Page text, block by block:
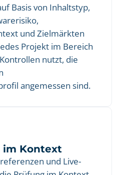
Basis von Inhaltstyp,
und Zielmärkten
Projekt im Bereich
nutzt, die
angemessen sind.
im Kontext
und Live-